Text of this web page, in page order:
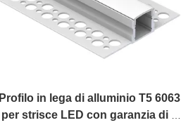
Profilo in lega di alluminio T5 6063
per strisce LED con garanzia di 5